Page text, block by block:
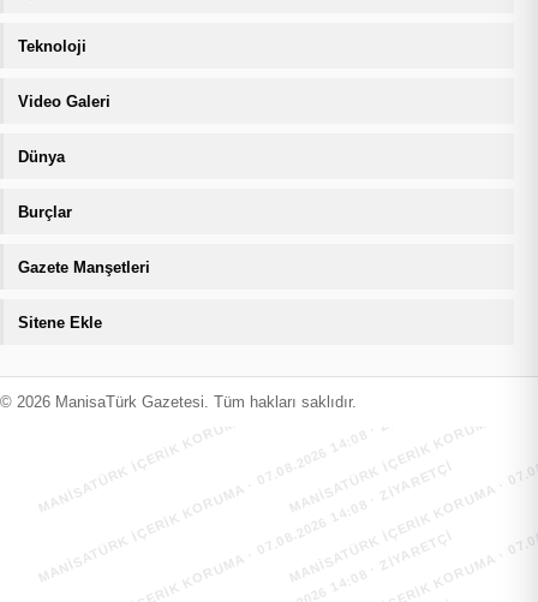
Teknoloji
Video Galeri
Dünya
Burçlar
Gazete Manşetleri
Sitene Ekle
© 2026 ManisaTürk Gazetesi. Tüm hakları saklıdır.
MANİSATÜRK İÇERİK KORUMA · 07.08.2026 14:08 · ZIYARETÇI
MANİSATÜRK İÇERİK KORUMA
MANİSATÜRK İÇERİK KORUMA · 07.08.2026 14:08 · ZIYARETÇI
MANİSATÜRK İÇERİK KORUMA
MANİSATÜRK İÇERİK KORUMA · 07.08.2026 14:08 · ZIYARETÇI
MANİSATÜRK İÇERİK KORUMA